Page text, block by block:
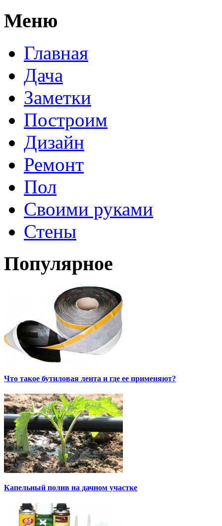
Меню
Главная
Дача
Заметки
Построим
Дизайн
Ремонт
Пол
Своими руками
Стены
Популярное
Что такое бутиловая лента и где ее применяют?
Капельный полив на дачном участке